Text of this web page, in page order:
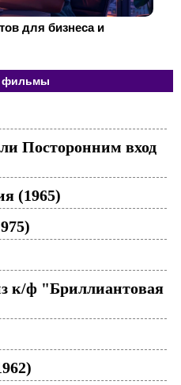
для бизнеса и
фильмы
Посторонним вход
(1965)
к/ф "Бриллиантовая